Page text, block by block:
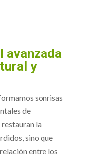
avanzada
y
sonrisas
de
la
sino que
entre los